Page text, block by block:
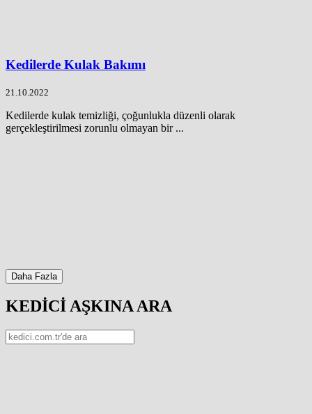
Kedilerde Kulak Bakımı
21.10.2022
Kedilerde kulak temizliği, çoğunlukla düzenli olarak
gerçekleştirilmesi zorunlu olmayan bir ...
Daha Fazla
KEDİCİ AŞKINA ARA